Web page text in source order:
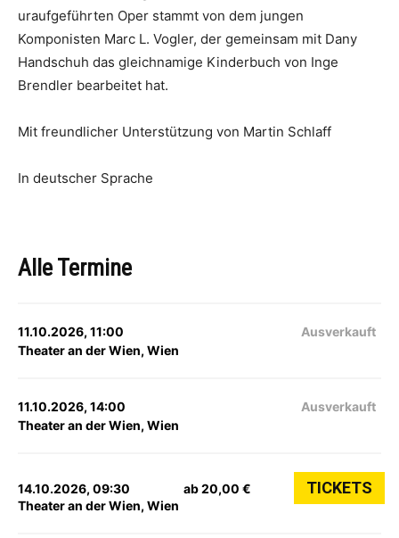
uraufgeführten Oper stammt von dem jungen
Komponisten Marc L. Vogler, der gemeinsam mit Dany
Handschuh das gleichnamige Kinderbuch von Inge
Brendler bearbeitet hat.
Mit freundlicher Unterstützung von Martin Schlaff
In deutscher Sprache
Alle Termine
11.10.2026, 11:00
Theater an der Wien, Wien
Ausverkauft
11.10.2026, 14:00
Theater an der Wien, Wien
Ausverkauft
14.10.2026, 09:30
Theater an der Wien, Wien
ab 20,00 € TICKETS